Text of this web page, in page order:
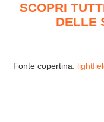
SCOPRI
DELLE
Fonte copertina: